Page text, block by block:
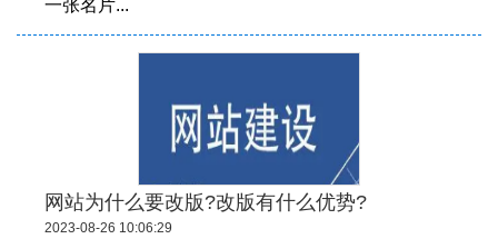
一张名片...
网站为什么要改版?改版有什么优势?
2023-08-26 10:06:29